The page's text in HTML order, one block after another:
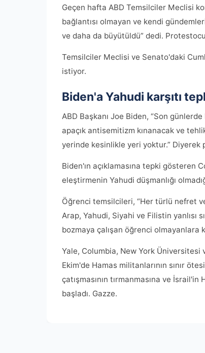
Geçen hafta ABD Temsilciler Meclisi
bağlantısı olmayan ve kendi
ve daha da büyütüldü” dedi.
Temsilciler Meclisi ve Senato'daki
istiyor.
Biden'a Yahudi karşıtı
ABD Başkanı Joe Biden, “Son
apaçık antisemitizm kınanacak ve
yerinde kesinlikle yeri yoktur.” Diyerek
Biden'ın açıklamasına tepki gösteren
eleştirmenin Yahudi düşmanlığı
Öğrenci temsilcileri, “Her türlü nefret
Arap, Yahudi, Siyahi ve Filistin yanlısı
bozmaya çalışan öğrenci olmayanlara
Yale, Columbia, New York
Ekim'de Hamas militanlarının sınır
çatışmasının tırmanmasına ve
başladı. Gazze.